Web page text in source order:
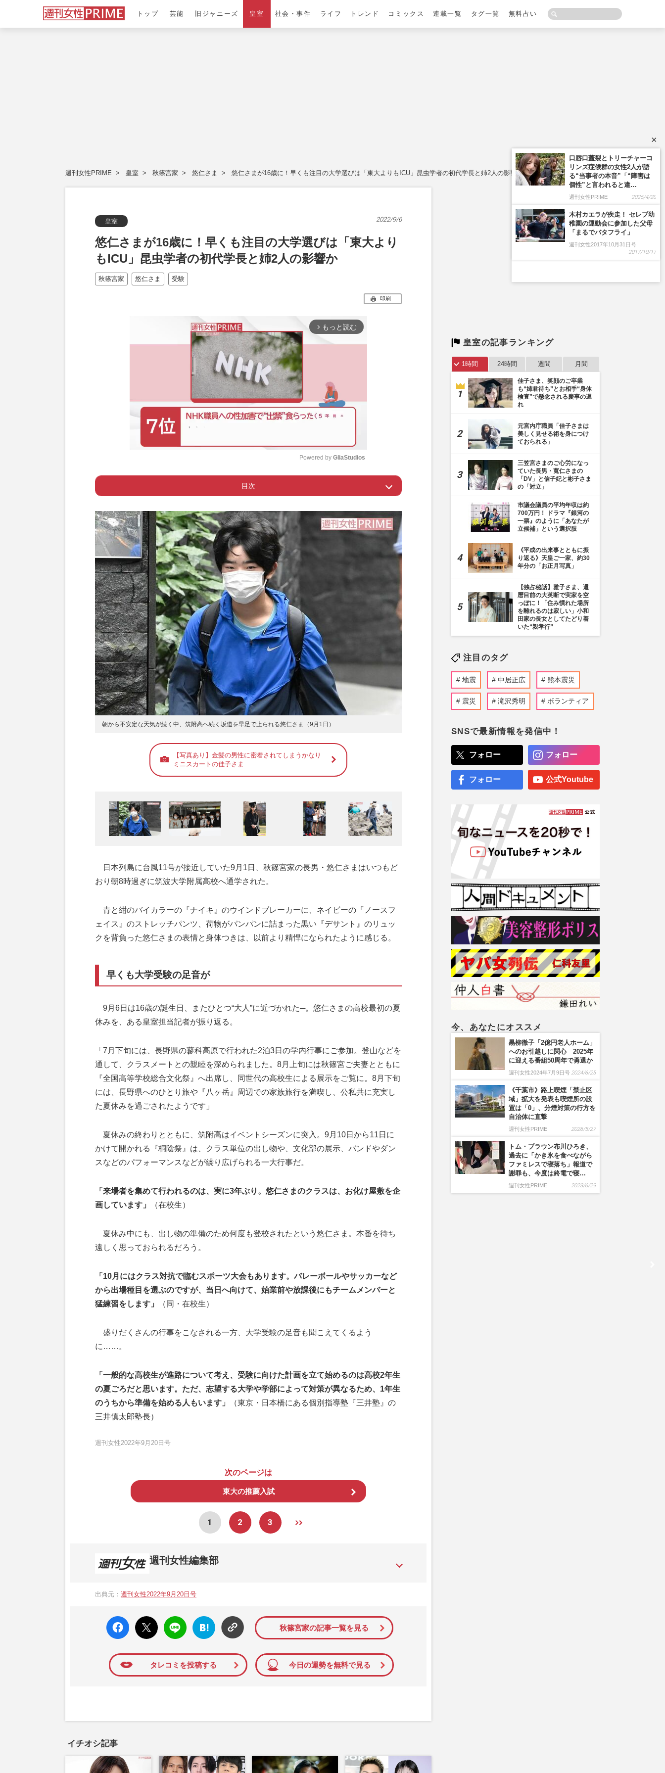
トップ 芸能 旧ジャニーズ 皇室 社会・事件 ライフ トレンド コミックス 連載一覧 タグ一覧 無料占い
週刊女性PRIME 皇室 秋篠宮家 悠仁さま 悠仁さまが16歳に！早くも注目の大学選びは「東大よりもICU」昆虫学者の初代学長と姉2人の影響か
皇室 2022/9/6
悠仁さまが16歳に！早くも注目の大学選びは「東大より
もICU」昆虫学者の初代学長と姉2人の影響か
秋篠宮家 悠仁さま 受験
印刷
arrow_forward_ios もっと読む
t
e
Powered by GliaStudios
目次
Page 1 ー 早くも大学受験の足音が
Page 2 ー 悠仁さまのお考えを尊重する方針
Page 3 ー 初代総長は「昆虫学者」
朝から不安定な天気が続く中、筑附高へ続く坂道を早足で上られる悠仁さま（9月1日）
【写真あり】金髪の男性に密着されてしまうかなり
ミニスカートの佳子さま
日本列島に台風11号が接近していた9月1日、秋篠宮家の長男・悠仁さまはいつもど
おり朝8時過ぎに筑波大学附属高校へ通学された。
青と紺のバイカラーの『ナイキ』のウインドブレーカーに、ネイビーの『ノースフ
ェイス』のストレッチパンツ、荷物がパンパンに詰まった黒い『デサント』のリュッ
クを背負った悠仁さまの表情と身体つきは、以前より精悍になられたように感じる。
早くも大学受験の足音が
9月6日は16歳の誕生日、またひとつ“大人”に近づかれた─。悠仁さまの高校最初の夏
休みを、ある皇室担当記者が振り返る。
「7月下旬には、長野県の蓼科高原で行われた2泊3日の学内行事にご参加。登山などを
通して、クラスメートとの親睦を深められました。8月上旬には秋篠宮ご夫妻とともに
『全国高等学校総合文化祭』へ出席し、同世代の高校生による展示をご覧に。8月下旬
には、長野県へのひとり旅や『八ヶ岳』周辺での家族旅行を満喫し、公私共に充実し
た夏休みを過ごされたようです」
夏休みの終わりとともに、筑附高はイベントシーズンに突入。9月10日から11日に
かけて開かれる『桐陰祭』は、クラス単位の出し物や、文化部の展示、バンドやダン
スなどのパフォーマンスなどが繰り広げられる一大行事だ。
「来場者を集めて行われるのは、実に3年ぶり。悠仁さまのクラスは、お化け屋敷を企
画しています」
（在校生）
夏休み中にも、出し物の準備のため何度も登校されたという悠仁さま。本番を待ち
遠しく思っておられるだろう。
「10月にはクラス対抗で臨むスポーツ大会もあります。バレーボールやサッカーなど
から出場種目を選ぶのですが、当日へ向けて、始業前や放課後にもチームメンバーと
猛練習をします」
（同・在校生）
盛りだくさんの行事をこなされる一方、大学受験の足音も聞こえてくるよう
に……。
「一般的な高校生が進路について考え、受験に向けた計画を立て始めるのは高校2年生
の夏ごろだと思います。ただ、志望する大学や学部によって対策が異なるため、1年生
のうちから準備を始める人もいます」
（東京・日本橋にある個別指導塾『三井塾』の
三井慎太郎塾長）
週刊女性2022年9月20日号
次のページは
東大の推薦入試
1 2 3
週刊女性編集部
母”が抱える400万円超の“借金トラブル”」報道をスクープ。この一報から約2か月後、宮内庁は結婚延期を
出典元： 週刊女性2022年9月20日号
faceboo
k いい
ね
X ポス
ト
LINE
はてな
ブック
マーク
秋篠宮家の記事一覧を見る
タレコミを投稿する 今日の運勢を無料で見る
イチオシ記事
皇室の記事ランキング
1時間 24時間 週間 月間
佳子さま、笑顔のご卒業
も“姉君待ち”とお相手“身体
検査”で懸念される慶事の遅
れ
元宮内庁職員「佳子さまは
美しく見せる術を身につけ
ておられる」
三笠宮さまのご心労になっ
ていた長男・寬仁さまの
「DV」と信子妃と彬子さま
の「対立」
市議会議員の平均年収は約
700万円！ ドラマ『銀河の
一票』のように「あなたが
立候補」という選択肢
《平成の出来事とともに振
り返る》天皇ご一家、約30
年分の「お正月写真」
【独占秘話】雅子さま、還
暦目前の大英断で実家を空
っぽに！「住み慣れた場所
を離れるのは寂しい」小和
田家の長女としてたどり着
いた“親孝行”
注目のタグ
地震 中居正広 熊本震災
震災 滝沢秀明 ボランティア
SNSで最新情報を発信中！
フォロー フォロー
フォロー 公式Youtube
今、あなたにオススメ
黒柳徹子「2億円老人ホーム」
へのお引越しに関心 2025年
に迎える番組50周年で勇退か
週刊女性2024年7月9日号 2024/6/25
《千葉市》路上喫煙「禁止区
域」拡大を発表も喫煙所の設
置は「0」、分煙対策の行方を
自治体に直撃
週刊女性PRIME 2026/5/27
トム・ブラウン布川ひろき、
過去に「かき氷を食べながら
ファミレスで寝落ち」報道で
謝罪も、今度は終電で寝…
週刊女性PRIME 2023/6/29
×
口唇口蓋裂とトリーチャーコ
リンズ症候群の女性2人が語
る“当事者の本音”「“障害は
個性”と言われると違…
週刊女性PRIME 2025/4/20
木村カエラが疾走！ セレブ幼
稚園の運動会に参加した父母
「まるでバタフライ」
週刊女性2017年10月31日号
2017/10/17